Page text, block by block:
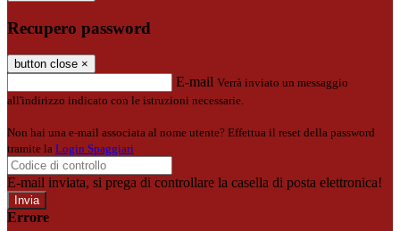
Recupero password
button close ×
E-mail Verrà inviato un messaggio
all'indirizzo indicato con le istruzioni necessarie.
Non hai una e-mail associata al nome utente? Effettua il reset della password
tramite la Login Spaggiari
E-mail inviata, si prega di controllare la casella di posta elettronica!
Errore